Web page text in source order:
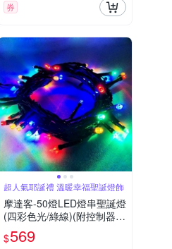
券
超人氣耶誕禮 溫暖幸福聖誕燈飾
摩達客-50燈LED燈串聖誕燈
(四彩色光/綠線)(附控制器跳
機)高亮度又省電
$569